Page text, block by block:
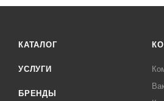
КАТАЛОГ
УСЛУГИ
БРЕНДЫ